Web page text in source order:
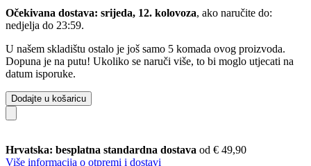
Očekivana dostava: srijeda, 12. kolovoza, ako naručite do:
nedjelja do 23:59.
U našem skladištu ostalo je još samo 5 komada ovog proizvoda.
Dopuna je na putu! Ukoliko se naruči više, to bi moglo utjecati na
datum isporuke.
Dodajte u košaricu
Hrvatska: besplatna standardna dostava od € 49,90
Više informacija o otpremi i dostavi